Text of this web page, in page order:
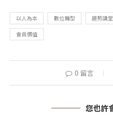
以人為本 數位轉型 趨勢講堂
會員價值
0 留言
您也許